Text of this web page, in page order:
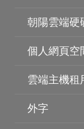
朝陽雲端硬
個人網頁空
雲端主機租
外字